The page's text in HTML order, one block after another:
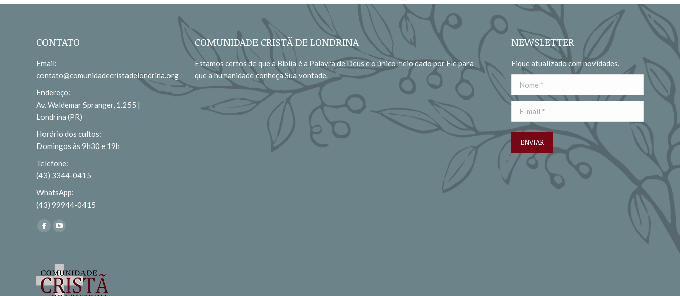
CONTATO
Email:
contato@comunidadecristadelondrina.org
Endereço:
Av. Waldemar Spranger, 1.255 |
Londrina (PR)
Horário dos cultos:
Domingos às 9h30 e 19h
Telefone:
(43) 3344-0415
WhatsApp:
(43) 99944-0415
Encontre-nos em:
Facebook
in
new
in
new
COMUNIDADE CRISTÃ DE LONDRINA
Estamos certos de que a Bíblia é a Palavra de Deus e o único meio dado por Ele para
que a humanidade conheça Sua vontade.
NEWSLETTER
Fique atualizado com novidades.
Nome *
E-mail *
ENVIAR